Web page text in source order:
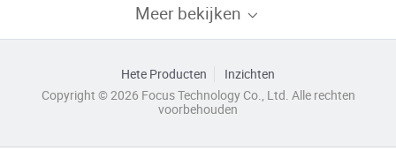
Meer bekijken
Hete Producten
Inzichten
Copyright © 2026 Focus Technology Co., Ltd. Alle rechten
voorbehouden